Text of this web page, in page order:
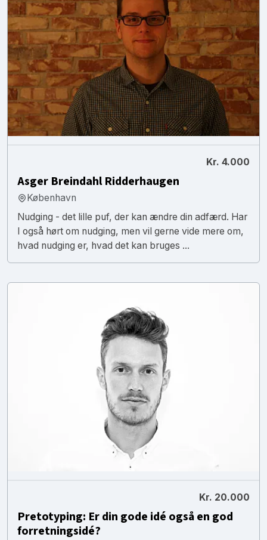
Kr. 4.000
Asger Breindahl Ridderhaugen
København
Nudging - det lille puf, der kan ændre din adfærd. Har
I også hørt om nudging, men vil gerne vide mere om,
hvad nudging er, hvad det kan bruges ...
Kr. 20.000
Pretotyping: Er din gode idé også en god
forretningsidé?